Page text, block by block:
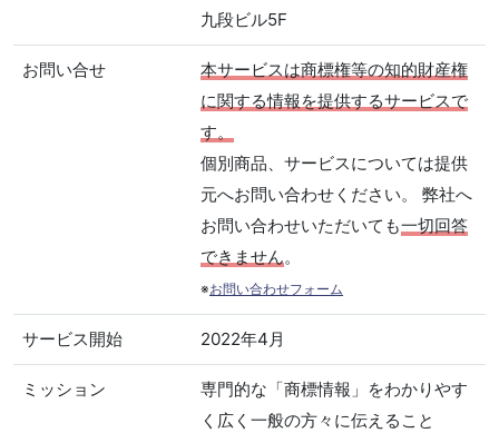
九段ビル5F
お問い合せ
本サービスは商標権等の知的財産権
に関する情報を提供するサービスで
す。
個別商品、サービスについては提供
元へお問い合わせください。 弊社へ
お問い合わせいただいても一切回答
できません。
※お問い合わせフォーム
サービス開始 2022年4月
ミッション
専門的な「商標情報」をわかりやす
く広く一般の方々に伝えること